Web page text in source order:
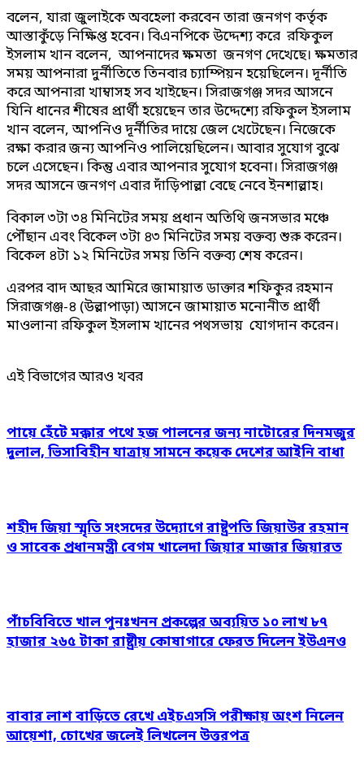
বলেন, যারা জুলাইকে অবহেলা করবেন তারা জনগণ কর্তৃক
আস্তাকুঁড়ে নিক্ষিপ্ত হবেন। বিএনপিকে উদ্দেশ্য করে রফিকুল
ইসলাম খান বলেন, আপনাদের ক্ষমতা জনগণ দেখেছে। ক্ষমতার
সময় আপনারা দুর্নীতিতে তিনবার চ্যাম্পিয়ন হয়েছিলেন। দূর্নীতি
করে আপনারা খাম্বাসহ সব খাইছেন। সিরাজগঞ্জ সদর আসনে
যিনি ধানের শীষের প্রার্থী হয়েছেন তার উদ্দেশ্যে রফিকুল ইসলাম
খান বলেন, আপনিও দূর্নীতির দায়ে জেল খেটেছেন। নিজেকে
রক্ষা করার জন্য আপনিও পালিয়েছিলেন। আবার সুযোগ বুঝে
চলে এসেছেন। কিন্তু এবার আপনার সুযোগ হবেনা। সিরাজগঞ্জ
সদর আসনে জনগণ এবার দাঁড়িপাল্লা বেছে নেবে ইনশাল্লাহ।
বিকাল ৩টা ৩৪ মিনিটের সময় প্রধান অতিথি জনসভার মঞ্চে
পৌঁছান এবং বিকেল ৩টা ৪৩ মিনিটের সময় বক্তব্য শুরু করেন।
বিকেল ৪টা ১২ মিনিটের সময় তিনি বক্তব্য শেষ করেন।
এরপর বাদ আছর আমিরে জামায়াত ডাক্তার শফিকুর রহমান
সিরাজগঞ্জ-৪ (উল্লাপাড়া) আসনে জামায়াত মনোনীত প্রার্থী
মাওলানা রফিকুল ইসলাম খানের পথসভায় যোগদান করেন।
এই বিভাগের আরও খবর
পায়ে হেঁটে মক্কার পথে হজ পালনের জন্য নাটোরের দিনমজুর
দুলাল, ভিসাবিহীন যাত্রায় সামনে কয়েক দেশের আইনি বাধা
শহীদ জিয়া স্মৃতি সংসদের উদ্যোগে রাষ্ট্রপতি জিয়াউর রহমান
ও সাবেক প্রধানমন্ত্রী বেগম খালেদা জিয়ার মাজার জিয়ারত
পাঁচবিবিতে খাল পুনঃখনন প্রকল্পের অব্যয়িত ১০ লাখ ৮৭
হাজার ২৬৫ টাকা রাষ্ট্রীয় কোষাগারে ফেরত দিলেন ইউএনও
বাবার লাশ বাড়িতে রেখে এইচএসসি পরীক্ষায় অংশ নিলেন
আয়েশা, চোখের জলেই লিখলেন উত্তরপত্র